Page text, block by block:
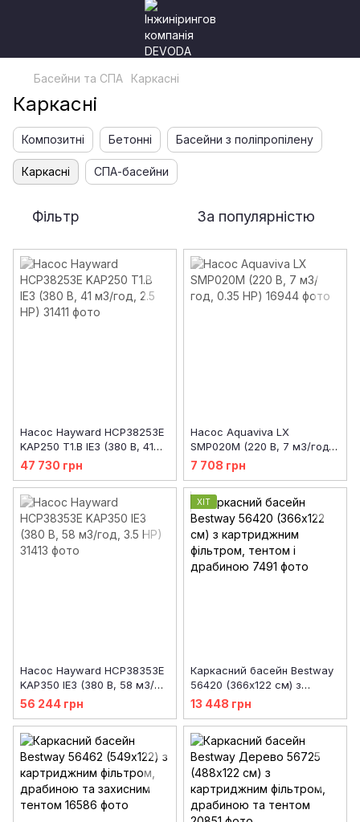
Басейни та СПА Каркасні
Каркасні
Композитні Бетонні Басейни з поліпропілену
Каркасні СПА-басейни
Фільтр За популярністю
Насос Hayward HCP38253E
KAP250 T1.B IE3 (380 В, 41
м3/год, 2.5 HP)
47 730 грн
Насос Aquaviva LX
SMP020M (220 В, 7 м3/год,
0.35 НР)
7 708 грн
Насос Hayward HCP38353E
KAP350 IE3 (380 В, 58 м3/
год, 3.5 HP)
56 244 грн
ХІТ
Каркасний басейн Bestway
56420 (366х122 см) з
картриджним фільтром,
тентом і драбиною
13 448 грн